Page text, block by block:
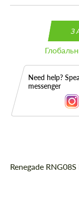
Need help?
messenger
Описание
Renegade RNG08S